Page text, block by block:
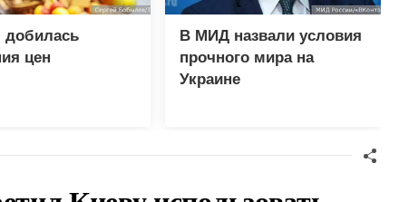
добилась
цен
В МИД назвали условия
прочного мира на
Украине